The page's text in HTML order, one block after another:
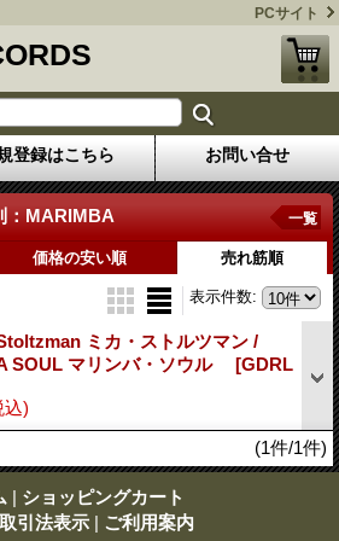
PCサイト
登録はこちら お問い合せ
：MARIMBA 一覧
価格の安い順 売れ筋順
表示件数:
ミカ・ストルツマン /
SOUL マリンバ・ソウル [GDRL
込)
(1件/1件)
| ショッピングカート
引法表示 | ご利用案内